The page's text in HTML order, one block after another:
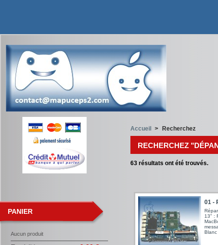
PANIER
Aucun produit
Accueil > Recherchez
RECHERCHEZ
63 résultats ont été trouvés.
01 -
13" :
Blanc